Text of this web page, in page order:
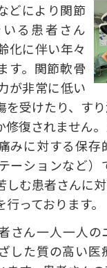
どにより関節
る患者さん
化に伴い年々
す。関節軟骨
が非常に低い
を受けたり、す
修復されません。
みに対する保存
ーションなど）
しむ患者さんに
っております。
さん一人一人の
した質の高い医